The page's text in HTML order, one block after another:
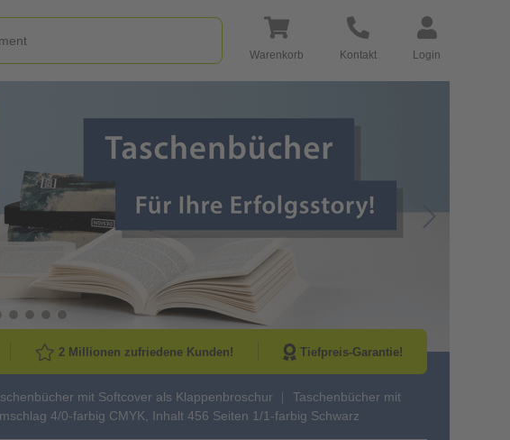
Warenkorb Kontakt Login
Go to Next
2 Millionen zufriedene Kunden! Tiefpreis-Garantie!
mit Softcover als Klappenbroschur
Taschenbücher mit
4/0-farbig CMYK, Inhalt 456 Seiten 1/1-farbig Schwarz